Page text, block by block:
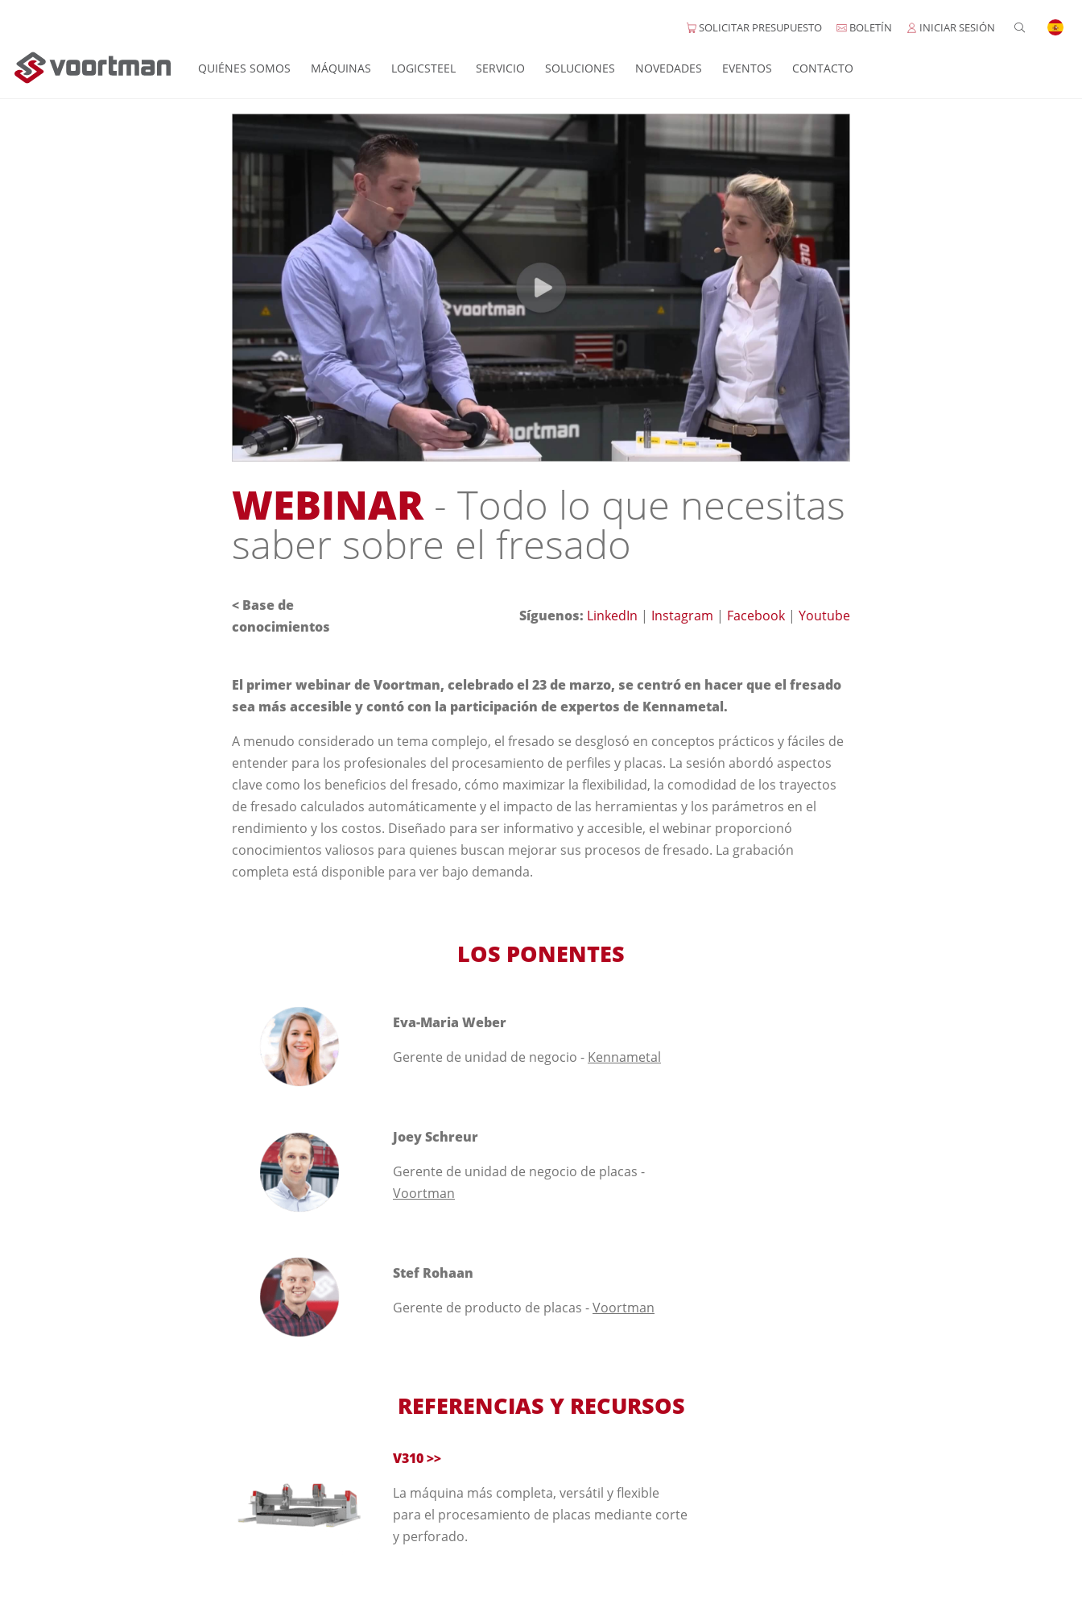
SOLICITAR PRESUPUESTO BOLETÍN INICIAR SESIÓN
QUIÉNES SOMOS MÁQUINAS LOGICSTEEL SERVICIO SOLUCIONES NOVEDADES EVENTOS CONTACTO
WEBINAR- Todo lo que necesitas
saber sobre el fresado
< Base de
conocimientos
Síguenos: LinkedIn | Instagram | Facebook | Youtube
El primer webinar de Voortman, celebrado el 23 de marzo, se centró en hacer que el fresado
sea más accesible y contó con la participación de expertos de Kennametal.
A menudo considerado un tema complejo, el fresado se desglosó en conceptos prácticos y fáciles de
entender para los profesionales del procesamiento de perfiles y placas. La sesión abordó aspectos
clave como los beneficios del fresado, cómo maximizar la flexibilidad, la comodidad de los trayectos
de fresado calculados automáticamente y el impacto de las herramientas y los parámetros en el
rendimiento y los costos. Diseñado para ser informativo y accesible, el webinar proporcionó
conocimientos valiosos para quienes buscan mejorar sus procesos de fresado. La grabación
completa está disponible para ver bajo demanda.
LOS PONENTES
Eva-Maria Weber
Gerente de unidad de negocio - Kennametal
Joey Schreur
Gerente de unidad de negocio de placas -
Voortman
Stef Rohaan
Gerente de producto de placas -Voortman
REFERENCIAS Y RECURSOS
V310 >>
La máquina más completa, versátil y flexible
para el procesamiento de placas mediante corte
y perforado.